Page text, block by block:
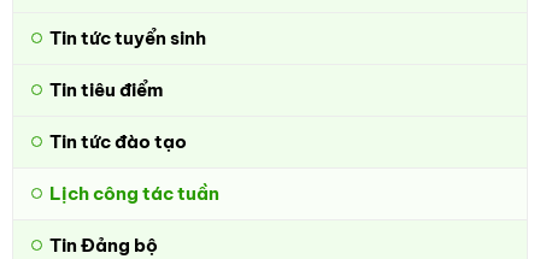
Tin tức tuyển sinh
Tin tiêu điểm
Tin tức đào tạo
Lịch công tác tuần
Tin Đảng bộ